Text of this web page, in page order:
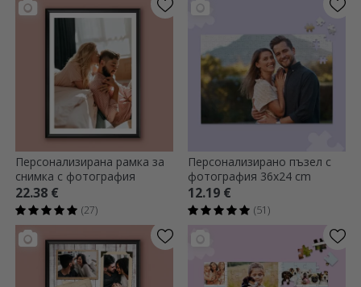
Персонализирана рамка за
снимка с фотография
22.38 €
(27)
Персонализирано пъзел с
фотография 36x24 cm
12.19 €
(51)